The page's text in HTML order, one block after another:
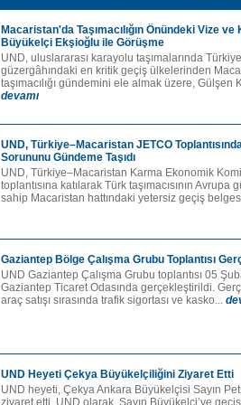
Macaristan'da Taşımacılığın Önündeki Vize ve
Büyükelçi Ekşioğlu ile Görüşme
UND, uluslararası karayolu taşımalarında
güzergâhındaki en kritik geçiş ülkelerinden
taşımacılığı gündemini ele almak üzere, Gülşen
devamı
UND, Türkiye–Macaristan JETCO
Sorununu Gündeme Taşıdı
UND, Türkiye–Macaristan Karma Ekonomik
toplantısına katılarak Türk taşımacısının
sahip Macaristan hattındaki yetersiz geçiş
Gaziantep Bölge Çalışma Grubu Toplantısı
UND Gaziantep Çalışma Grubu toplantısı 05
Gaziantep Ticaret Odasında gerçekleştirildi.
araç satışı sırasında trafik sigortası ve kasko...
UND Heyeti Çekya Büyükelçiliğini Ziyaret Etti
UND heyeti, Çekya Ankara Büyükelçisi Sayın
ziyaret etti. UND olarak, Sayın Büyükelçi’ye